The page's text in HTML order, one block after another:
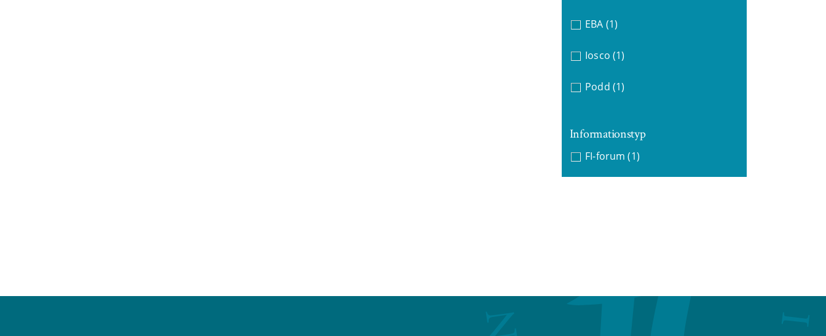
EBA (1)
Iosco (1)
Podd (1)
Informationstyp
FI-forum (1)